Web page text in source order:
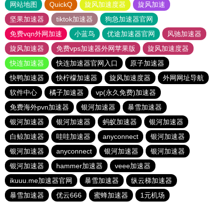
网站地图 QuickQ 旋风加速度器
旋风加速
坚果加速器
tiktok加速器
狗急加速器官网
免费vqn外网加速
小蓝鸟 优途加速器官网
风驰加速器
旋风加速器
免费vps加速器外网苹果版
旋风加速度器
快连加速器
快连加速器官网入口
原子加速器
快鸭加速器
快柠檬加速器 旋风加速度器
外网网址导航
软件中心
橘子加速器
vp(永久免费)加速器
免费海外pvn加速器
银河加速器
暴雪加速器
银河加速器
银河加速器 蚂蚁加速器
银河加速器
白鲸加速器
哇哇加速器 anyconnect
银河加速器
银河加速器
anyconnect 银河加速器
银河加速器
银河加速器
hammer加速器
veee加速器
ikuuu.me加速器官网
暴雪加速器
纵云梯加速器
暴雪加速器
优云666 蜜蜂加速器 1元机场